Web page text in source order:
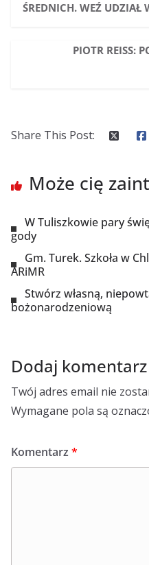
ŚREDNICH. WEŹ UDZIAŁ
PIOTR REISS:
Share This Post:
Może cię
W Tuliszkowie pary
gody
Gm. Turek. Szkoła w
ARiMR
Stwórz własną,
bożonarodzeniową
Dodaj komentarz
Twój adres email nie
Wymagane pola są
Komentarz *